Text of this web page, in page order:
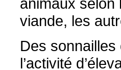
viande, les
Des sonnailles
l’activité